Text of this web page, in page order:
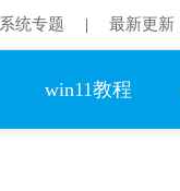
系统专题 最新更新
win11教程